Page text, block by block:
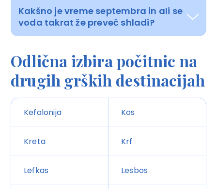
Kakšno je vreme septembra in ali se
voda takrat že preveč shladi?
Odlična izbira počitnic na
drugih grških destinacijah
Kefalonija Kos
Kreta Krf
Lefkas Lesbos